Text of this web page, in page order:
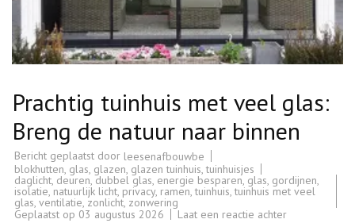
Prachtig tuinhuis met veel glas:
Breng de natuur naar binnen
Bericht geplaatst door leesenafbouwbe
blokhutten, glas, glazen, glazen tuinhuis,tuinhuisjes
daglicht, deuren,dubbel glas, energie besparen, glas, gordijnen,
isolatie, natuurlijk licht, privacy, ramen,tuinhuis,tuinhuis met veel
glas, ventilatie, zonlicht, zonwering
Geplaatst op 03 augustus 2026 Laat een reactie achterop